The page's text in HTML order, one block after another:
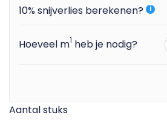
10% snijverlies berekenen? i
Hoeveel m1 heb je nodig?